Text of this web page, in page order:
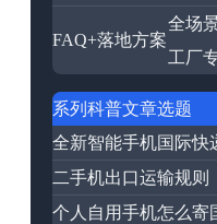
FAQ+落地方案
全场
工厂
系列科普文章选题
全新智能手机国际快
二手机出口运输规则
个人自用手机怎么寄